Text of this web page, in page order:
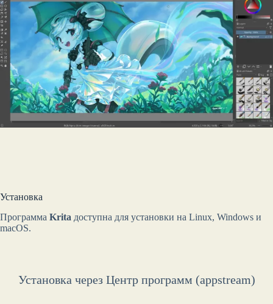
Установка
Программа Krita доступна для установки на Linux, Windows и
macOS.
Установка через Центр программ (appstream)